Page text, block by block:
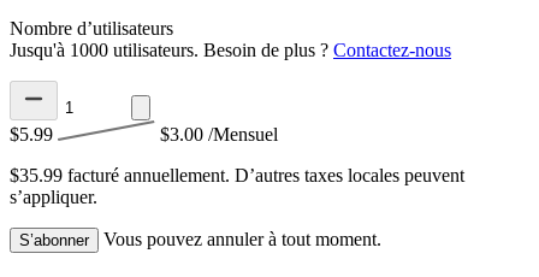
Nombre d’utilisateurs
Jusqu'à 1000 utilisateurs. Besoin de plus ? Contactez-nous
$5.99 $3.00 /Mensuel
$35.99 facturé annuellement. D’autres taxes locales peuvent
s’appliquer.
S’abonner Vous pouvez annuler à tout moment.